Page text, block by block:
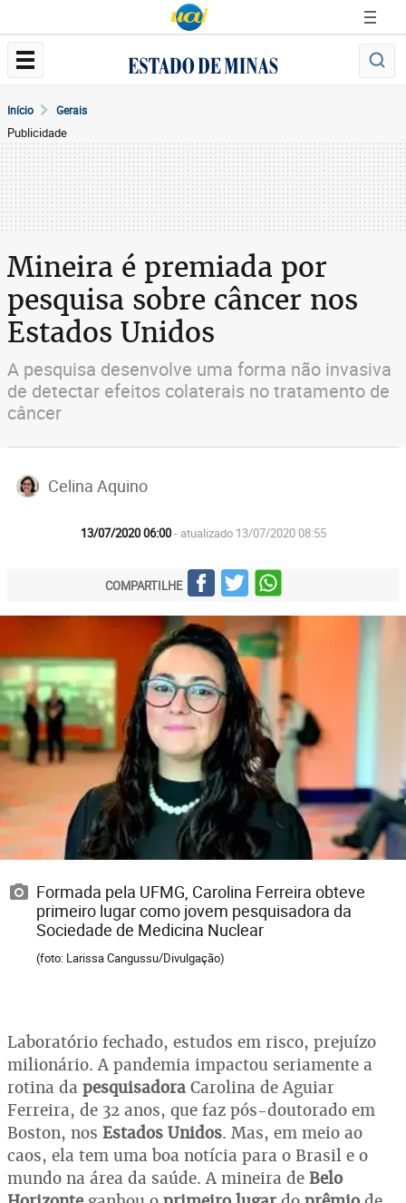
Início Gerais
Publicidade
Mineira é premiada por
pesquisa sobre câncer nos
Estados Unidos
A pesquisa desenvolve uma forma não invasiva
de detectar efeitos colaterais no tratamento de
câncer
Celina Aquino
13/07/2020 06:00- atualizado 13/07/2020 08:55
COMPARTILHE
Formada pela UFMG, Carolina Ferreira obteve
primeiro lugar como jovem pesquisadora da
Sociedade de Medicina Nuclear
(foto: Larissa Cangussu/Divulgação)
Laboratório fechado, estudos em risco, prejuízo
milionário. A pandemia impactou seriamente a
rotina da pesquisadora Carolina de Aguiar
Ferreira, de 32 anos, que faz pós-doutorado em
Boston, nos Estados Unidos. Mas, em meio ao
caos, ela tem uma boa notícia para o Brasil e o
mundo na área da saúde. A mineira de Belo